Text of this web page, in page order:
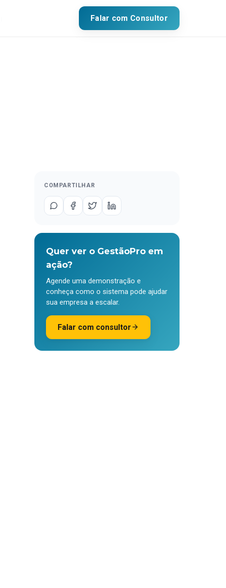
Falar com Consultor
COMPARTILHAR
Quer ver o GestãoPro em
ação?
Agende uma demonstração e
conheça como o sistema pode ajudar
sua empresa a escalar.
Falar com consultor